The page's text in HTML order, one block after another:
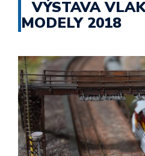
VÝSTAVA
MODELY 2018